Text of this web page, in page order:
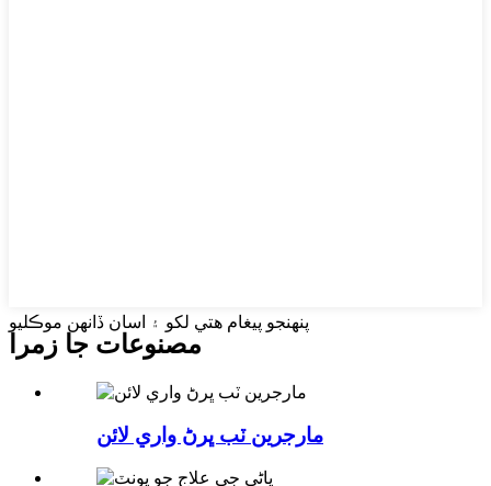
پنهنجو پيغام هتي لکو ۽ اسان ڏانهن موڪليو
مصنوعات جا زمرا
مارجرين ٽب ڀرڻ واري لائن